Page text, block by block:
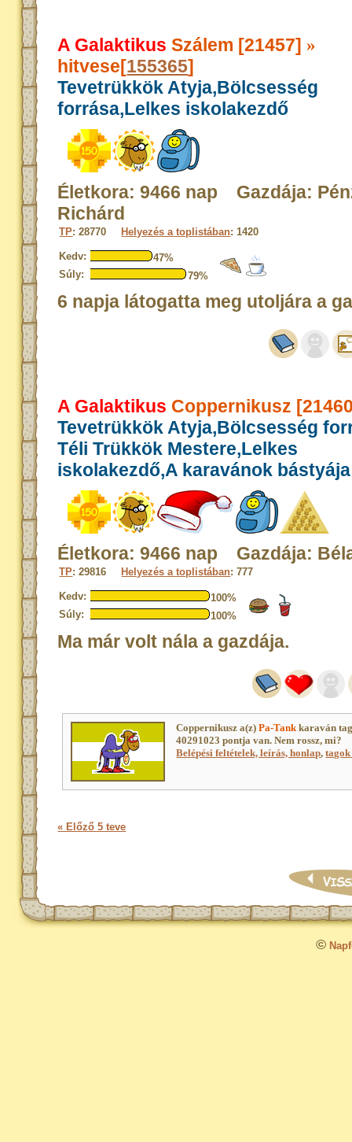
A Galaktikus Szálem [21457] »
hitvese[155365]
Tevetrükkök Atyja,Bölcsesség
forrása,Lelkes iskolakezdő
Életkora: 9466 nap Gazdája:
Richárd
TP: 28770 Helyezés a toplistában: 1420
Kedv:
47%
Súly:
79%
6 napja látogatta meg utoljára a
A Galaktikus Coppernikusz
Tevetrükkök Atyja,Bölcsesség
Téli Trükkök Mestere,Lelkes
iskolakezdő,A karavánok bástyája
Életkora: 9466 nap Gazdája:
TP: 29816 Helyezés a toplistában: 777
Kedv:
100%
Súly:
100%
Ma már volt nála a gazdája.
Coppernikusz a(z)Pa-Tankkaraván
40291023 pontja van. Nem rossz, mi?
Belépési feltételek, leírás, honlap,
« Előző 5 teve
©